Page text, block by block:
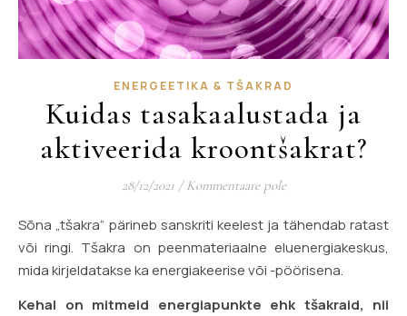
ENERGEETIKA & TŠAKRAD
Kuidas tasakaalustada ja
aktiveerida kroontšakrat?
28/12/2021 / Kommentaare pole
Sõna „tšakra“ pärineb sanskriti keelest ja tähendab ratast
või ringi. Tšakra on peenmateriaalne eluenergiakeskus,
mida kirjeldatakse ka energiakeerise või -pöörisena.
Kehal on mitmeid energiapunkte ehk tšakraid, nii